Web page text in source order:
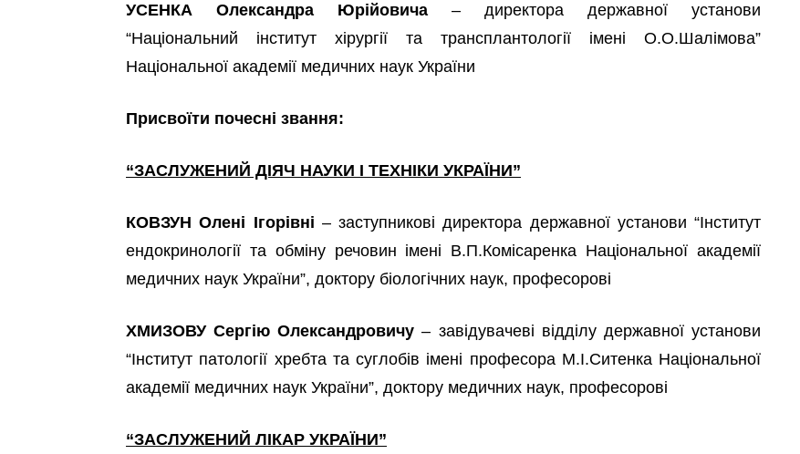
УСЕНКА Олександра Юрійовича – директора державної установи
“Національний інститут хірургії та трансплантології імені О.О.Шалімова”
Національної академії медичних наук України
Присвоїти почесні звання:
“ЗАСЛУЖЕНИЙ ДІЯЧ НАУКИ І ТЕХНІКИ УКРАЇНИ”
КОВЗУН Олені Ігорівні – заступникові директора державної установи “Інститут
ендокринології та обміну речовин імені В.П.Комісаренка Національної академії
медичних наук України”, доктору біологічних наук, професорові
ХМИЗОВУ Сергію Олександровичу – завідувачеві відділу державної установи
“Інститут патології хребта та суглобів імені професора М.І.Ситенка Національної
академії медичних наук України”, доктору медичних наук, професорові
“ЗАСЛУЖЕНИЙ ЛІКАР УКРАЇНИ”